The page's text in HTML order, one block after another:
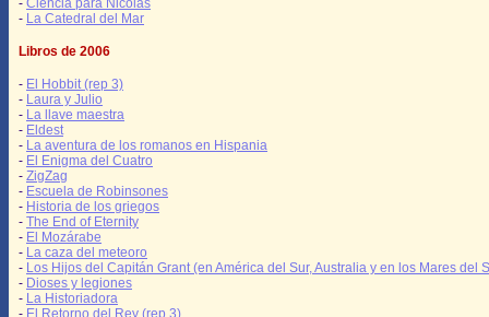
- Ciencia para Nicolás
- La Catedral del Mar
Libros de 2006
- El Hobbit (rep 3)
- Laura y Julio
- La llave maestra
- Eldest
- La aventura de los romanos en Hispania
- El Enigma del Cuatro
- ZigZag
- Escuela de Robinsones
- Historia de los griegos
- The End of Eternity
- El Mozárabe
- La caza del meteoro
- Los Hijos del Capitán Grant (en América del Sur, Australia y en los Mares del
- Dioses y legiones
- La Historiadora
- El Retorno del Rey (rep 3)